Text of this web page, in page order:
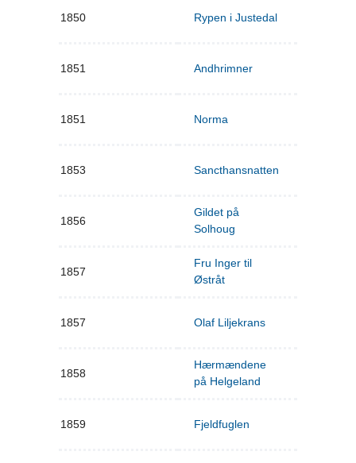
1850 Rypen i Justedal
1851 Andhrimner
1851 Norma
1853 Sancthansnatten
1856
Gildet på
Solhoug
1857
Fru Inger til
Østråt
1857 Olaf Liljekrans
1858
Hærmændene
på Helgeland
1859 Fjeldfuglen